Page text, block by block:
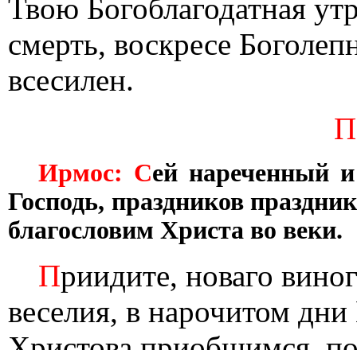
Твою Богоблагодатная
смерть, воскресе
всесилен.
Ирмос: Сей нареченный
Господь, праздников
благословим Христа во веки.
Приидите, новаго
веселия, в нарочитом